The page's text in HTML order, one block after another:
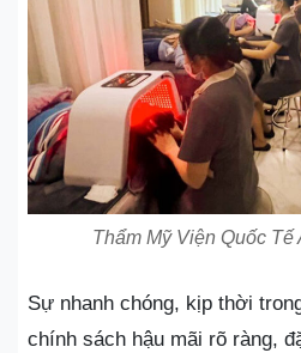
Thẩm Mỹ Viện Quốc Tế
Sự nhanh chóng, kịp thời
chính sách hậu mãi rõ ràng,